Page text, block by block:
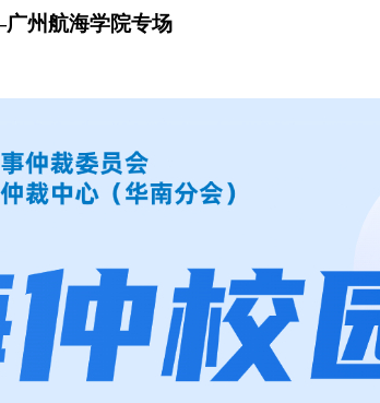
州航海学院专场